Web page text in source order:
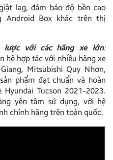
lag, đảm bảo độ bền cao
Android Box khác trên thị
với các hãng xe lớn:
hệ hợp tác với nhiều hãng xe
Mitsubishi Quy Nhơn,
phẩm đạt chuẩn và hoàn
Tucson 2021-2023.
yên tâm sử dụng, với hệ
chính hãng trên toàn quốc.